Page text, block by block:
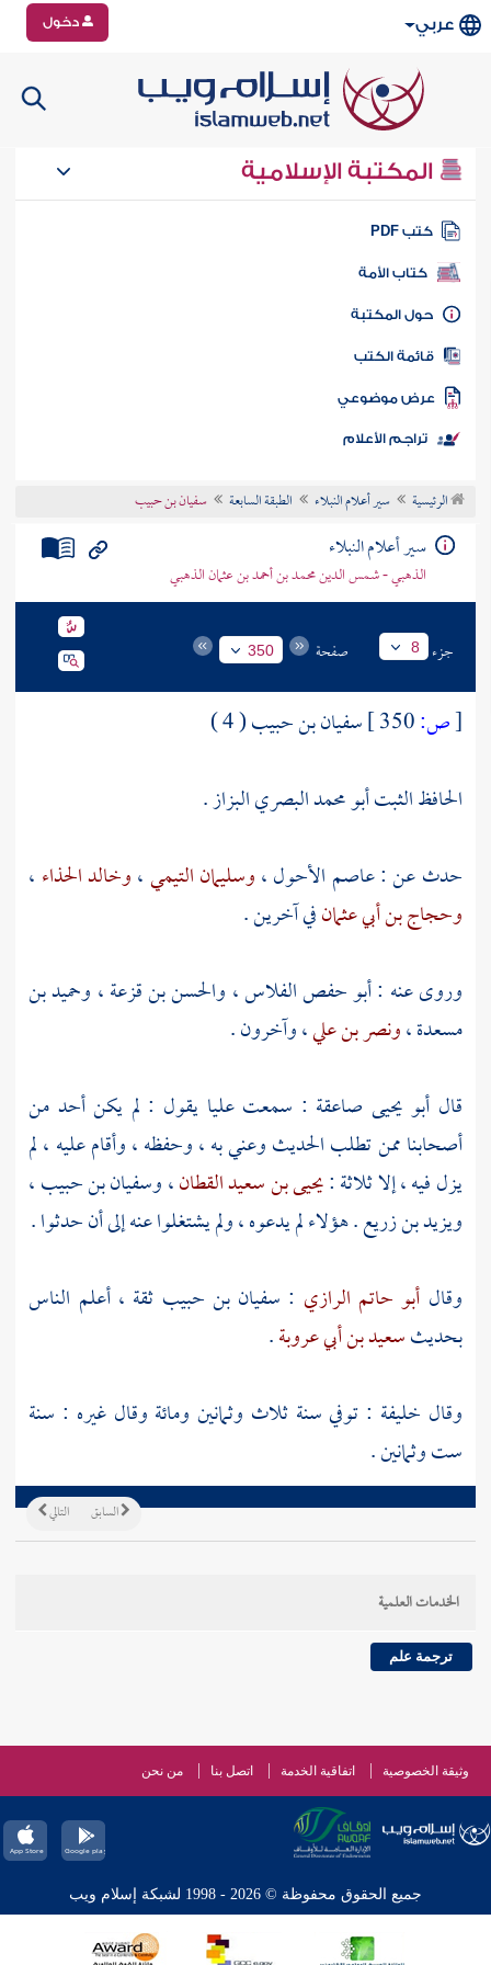
عربي دخول
المكتبة الإسلامية
كتب PDF
كتاب الأمة
المكتبة
الكتب
موضوعي
تراجم الأعلام
الرئيسية سير أعلام النبلاء الطبقة السابعة سفيان بن حبيب
سير أعلام النبلاء
الذهبي - شمس الدين محمد بن أحمد بن عثمان الذهبي
جزء 8 صفحة 350
[ص:
سفيان بن حبيب ( 4 )
الحافظ الثبت أبو محمد البصري البزاز .
حدث عن :عاصم الأحول،وسليمان التيمي،وخالد الحذاء ،
وحجاج بن أبي عثمانفي آخرين .
وروى عنه :أبو حفص الفلاس، والحسن بن قزعة، وحميد بن
مسعدة،ونصر بن علي، وآخرون .
قال أبو يحيى صاعقة : سمعتعليايقول : لم يكن أحد من
أصحابنا ممن تطلب الحديث وعني به ، وحفظه ، وأقام عليه ، لم
يزل فيه ، إلا ثلاثة :يحيى بن سعيد القطان،وسفيان بن حبيب،
ويزيد بن زريع. هؤلاء لم يدعوه ، ولم يشتغلوا عنه إلى أن حدثوا .
وقال أبو حاتم الرازي : سفيان بن حبيب ثقة ، أعلم الناس
بحديثسعيد بن أبي عروبة.
وقال خليفة : توفي سنة ثلاث وثمانين ومائة وقال غيره : سنة
ست وثمانين .
التالي السابق
الخدمات العلمية
ترجمة علم
وثيقة الخصوصية اتفاقية الخدمة اتصل بنا من نحن
جميع الحقوق محفوظة © 2026 - 1998 لشبكة إسلام ويب